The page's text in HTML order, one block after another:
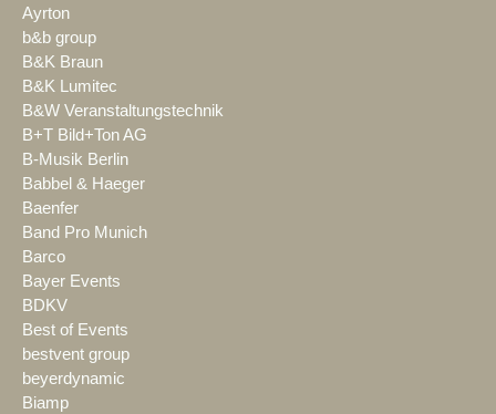
Ayrton
b&b group
B&K Braun
B&K Lumitec
B&W Veranstaltungstechnik
B+T Bild+Ton AG
B-Musik Berlin
Babbel & Haeger
Baenfer
Band Pro Munich
Barco
Bayer Events
BDKV
Best of Events
bestvent group
beyerdynamic
Biamp